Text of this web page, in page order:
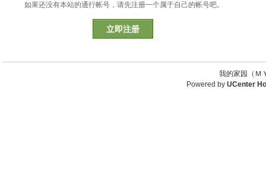
如果还没有本站的通行帐号，请先注册一个属于自己的帐号吧。
立即注册
我的家园（
Powered by UCenter